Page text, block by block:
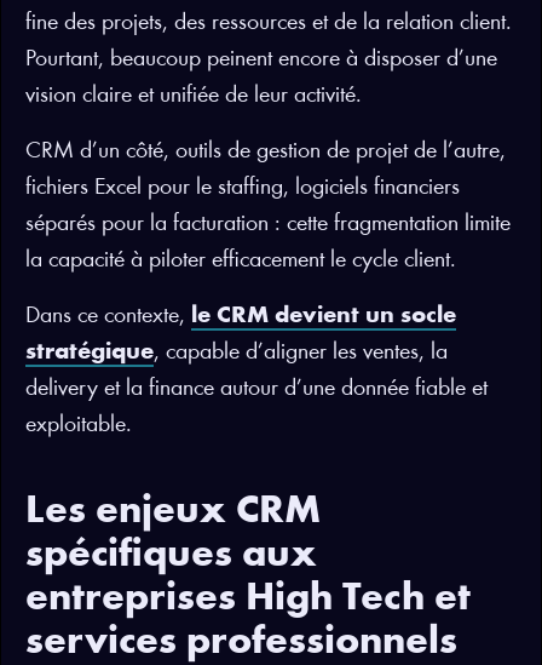
fine des projets, des ressources et de la relation client.
Pourtant, beaucoup peinent encore à disposer d’une
vision claire et unifiée de leur activité.
CRM d’un côté, outils de gestion de projet de l’autre,
fichiers Excel pour le staffing, logiciels financiers
séparés pour la facturation : cette fragmentation limite
la capacité à piloter efficacement le cycle client.
Dans ce contexte, le CRM devient un socle
stratégique, capable d’aligner les ventes, la
delivery et la finance autour d’une donnée fiable et
exploitable.
Les enjeux CRM
spécifiques aux
entreprises High Tech et
services professionnels